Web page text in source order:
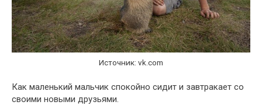
Источник: vk.com
Как маленький мальчик спокойно сидит и завтракает со
своими новыми друзьями.